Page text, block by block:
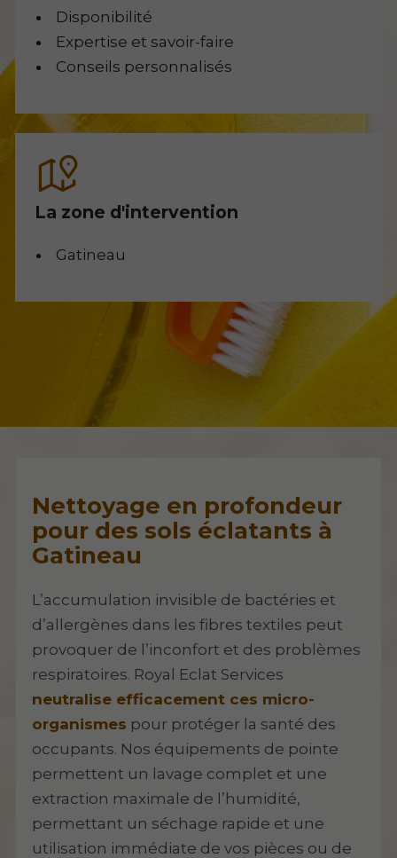
Disponibilité
Expertise et savoir-faire
Conseils personnalisés
La zone d'intervention
Gatineau
Nettoyage en profondeur
pour des sols éclatants à
Gatineau
L’accumulation invisible de bactéries et
d’allergènes dans les fibres textiles peut
provoquer de l’inconfort et des problèmes
respiratoires. Royal Eclat Services
neutralise efficacement ces micro-
organismes pour protéger la santé des
occupants. Nos équipements de pointe
permettent un lavage complet et une
extraction maximale de l’humidité,
permettant un séchage rapide et une
utilisation immédiate de vos pièces ou de